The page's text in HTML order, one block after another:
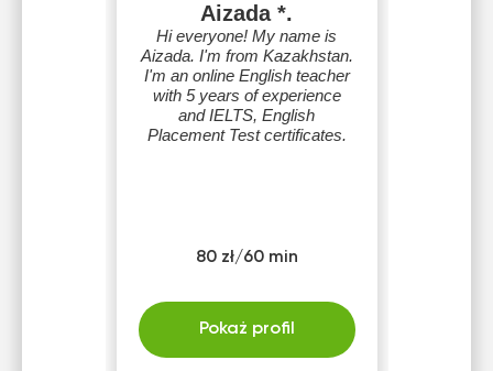
Aizada *.
Hi everyone! My name is
Aizada. I'm from Kazakhstan.
I'm an online English teacher
with 5 years of experience
and IELTS, English
Placement Test certificates.
80 zł/60 min
Pokaż profil